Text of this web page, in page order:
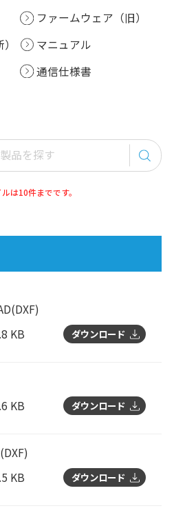
ファームウェア（旧）
マニュアル
通信仕様書
は10件までです。
KB
ダウンロード
KB
ダウンロード
KB
ダウンロード